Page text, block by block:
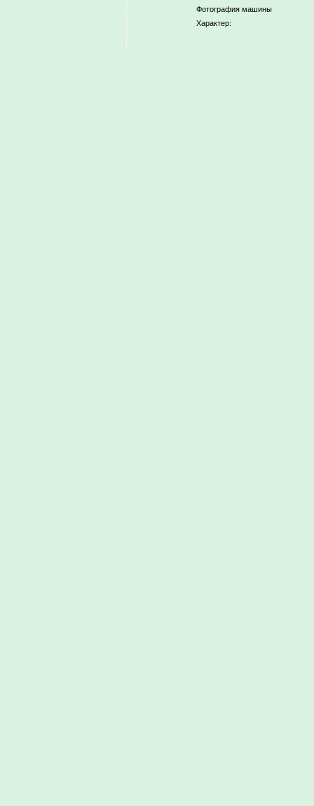
Фотография машины
Характер: